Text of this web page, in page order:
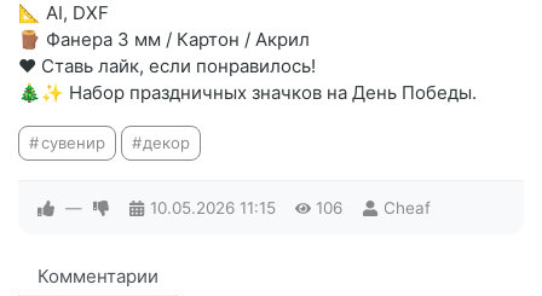
📐 AI, DXF
🪵 Фанера 3 мм / Картон / Акрил
❤️ Ставь лайк, если понравилось!
🎄✨ Набор праздничных значков на День Победы.
сувенир декор
— 10.05.2026 11:15 106 Cheaf
Комментарии